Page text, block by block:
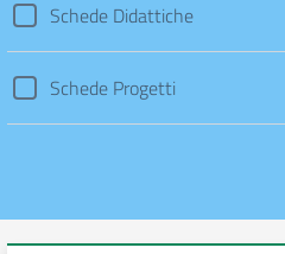
Schede Didattiche
Schede Progetti